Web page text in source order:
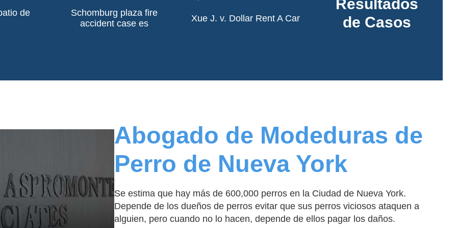
dedel
Schomburg plaza fire
accident case es
Read More
Xue J. v. Dollar Rent A Car
tiempo que se pasa en el tráfico.
Resultados
de Casos
See More
Abogado de Modeduras de
Perro de Nueva York
Se estima que hay más de 600,000 perros en la Ciudad de Nueva York.
Depende de los dueños de perros evitar que sus perros viciosos ataquen a
alguien, pero cuando no lo hacen, depende de ellos pagar los daños.